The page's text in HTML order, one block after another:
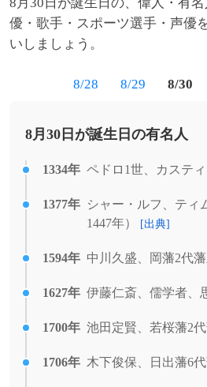
8月30日が誕生日の、偉人・有
優・歌手・スポーツ選手・声優
いしましょう。
8/28 8/29 8/30
8月30日が誕生日の有名人
1334年 ペドロ1世、カスティ
1377年 シャー・ルフ、ティ
1447年）
[出典]
1594年 中川久盛、岡藩2代藩
1627年 伊藤仁斎、儒学者、
1700年 池田定賢、若桜藩2代
1706年 木下俊保、日出藩6代